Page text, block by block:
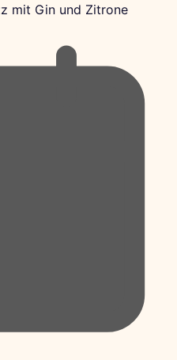
mit Gin und Zitrone